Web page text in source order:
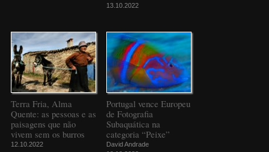
13.10.2022
Terra Fria, Alma
Quente: as pessoas e as
paisagens que não
vivem sem os burros
12.10.2022
Portugal vence Europeu
de Fotografia
Subaquática na
categoria “Peixe”
David Andrade